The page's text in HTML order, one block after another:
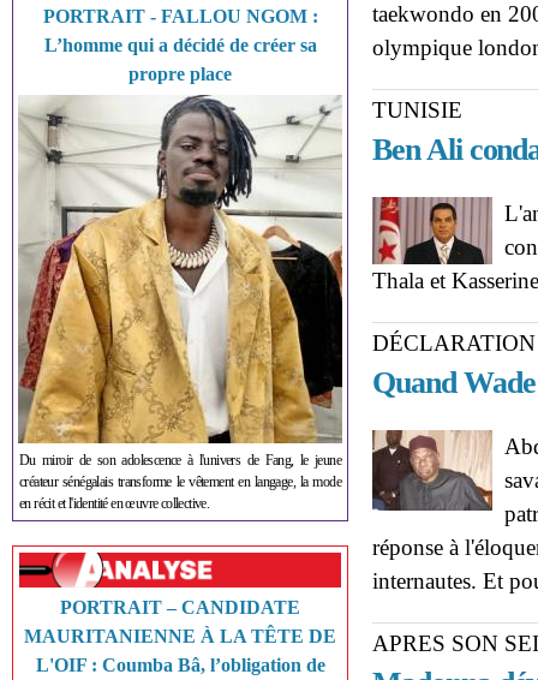
PORTRAIT - FALLOU NGOM :
L’homme qui a décidé de créer sa
propre place
Du miroir de son adolescence à l'univers de Fang, le jeune
créateur sénégalais transforme le vêtement en langage, la mode
en récit et l'identité en œuvre collective.
PORTRAIT – CANDIDATE
MAURITANIENNE À LA TÊTE DE
L'OIF : Coumba Bâ, l’obligation de
taekwondo en
olympique
TUNISIE
Ben Ali
Thala et
Quand
réponse à
internautes. Et
APRES SON